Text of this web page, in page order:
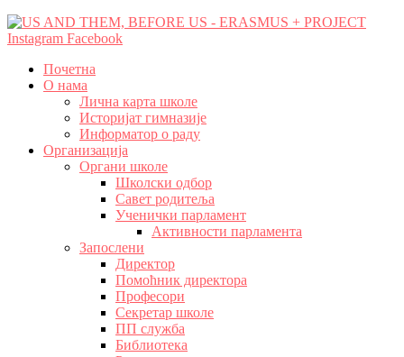
Instagram Facebook
Почетна
О нама
Лична карта школе
Историјат гимназије
Информатор о раду
Организација
Органи школе
Школски одбор
Савет родитеља
Ученички парламент
Активности парламента
Запослени
Директор
Помоћник директора
Професори
Секретар школе
ПП служба
Библиотека